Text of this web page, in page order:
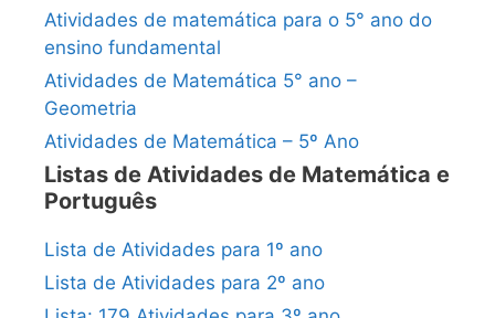
Atividades de matemática para o 5° ano do
ensino fundamental
Atividades de Matemática 5° ano –
Geometria
Atividades de Matemática – 5º Ano
Listas de Atividades de Matemática e
Português
Lista de Atividades para 1º ano
Lista de Atividades para 2º ano